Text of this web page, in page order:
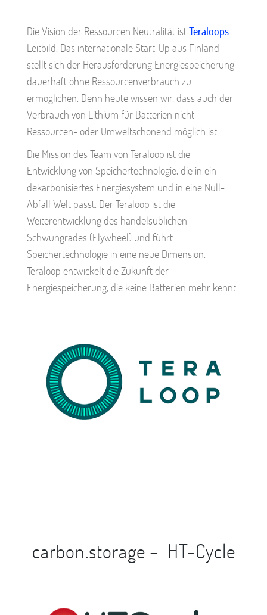
Die Vision der Ressourcen Neutralität istTeraloops
Leitbild. Das internationale Start-Up aus Finland
stellt sich der Herausforderung Energiespeicherung
dauerhaft ohne Ressourcenverbrauch zu
ermöglichen. Denn heute wissen wir, dass auch der
Verbrauch von Lithium für Batterien nicht
Ressourcen- oder Umweltschonend möglich ist.
Die Mission des Team von Teraloop ist die
Entwicklung von Speichertechnologie, die in ein
dekarbonisiertes Energiesystem und in eine Null-
Abfall Welt passt. Der Teraloop ist die
Weiterentwicklung des handelsüblichen
Schwungrades (Flywheel) und führt
Speichertechnologie in eine neue Dimension.
Teraloop entwickelt die Zukunft der
Energiespeicherung, die keine Batterien mehr kennt.
carbon.storage – HT-Cycle